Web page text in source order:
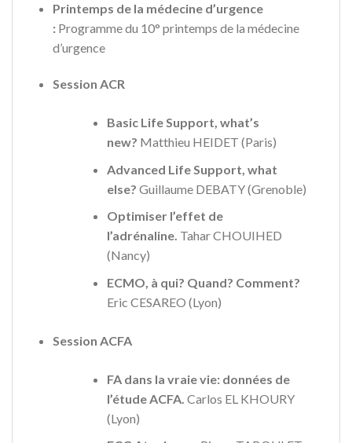
Printemps de la médecine d’urgence
: Programme du 10° printemps de la médecine
d’urgence
Session ACR
Basic Life Support, what’s
new? Matthieu HEIDET (Paris)
Advanced Life Support, what
else? Guillaume DEBATY (Grenoble)
Optimiser l’effet de
l’adrénaline. Tahar CHOUIHED
(Nancy)
ECMO, à qui? Quand? Comment?
Eric CESAREO (Lyon)
Session ACFA
FA dans la vraie vie: données de
l’étude ACFA. Carlos EL KHOURY
(Lyon)